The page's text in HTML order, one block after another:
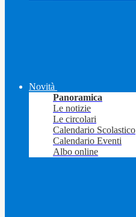
Novità
Panoramica
Le notizie
Le circolari
Calendario Scolastico
Calendario Eventi
Albo online